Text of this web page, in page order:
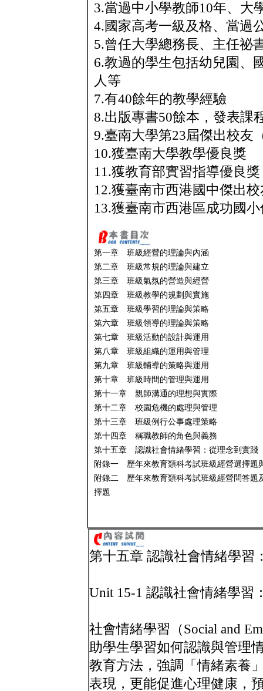
3.當過中小學教師10年、大
4.國家高考一級及格、當過
5.曾任大學總務長、主任祕
6.教過的學生包括幼兒園、
人等
7.有40餘年的教學經驗
8.出版專書50餘本，發表課
9.臺南大學第23屆傑出校友
10.獲臺南大學教學優良獎
11.獲教育部實習指導優良獎
12.獲臺南市西港國中傑出
13.獲臺南市西港區成功國
第一章 班級經營的理論與內涵
第二章 班級常規的理論與建立
第三章 班級氣氛的營造與經營
第四章 班級教學的規劃與實施
第五章 班級學習的理論與策略
第六章 班級領導的理論與策略
第七章 班級活動的設計與運用
第八章 班級組織的運用與管理
第九章 班級輔導的策略與運用
第十章 班級時間的管理與運用
第十一章 親師溝通的理想與實際
第十二章 校園危機的處理與管理
第十三章 班級例行公事處理策略
第十四章 稱職教師的角色與義務
第十五章 認識社會情緒學習：從理念到實踐
附錄一 歷年來教育類科考試班級經營選擇題
附錄二 歷年來教育類科考試班級經營問答題
擇題
第十五章 認識社會情緒學習
Unit 15-1 認識社會情緒學習
社會情緒學習（Social and
助學生學習如何認識與管理
教育方法，強調「情緒素養
表現，更能促進心理健康，